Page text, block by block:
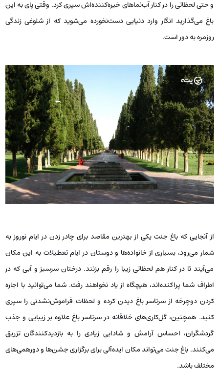
و حتی لحظاتی را در کنار آب‌نماهای خیره‌کننده‌اش سپری کرد. وقتی پای به این
باغ می‌گذارید انگار وارد دنیایی دست‌نخورده می‌شوید که از شلوغی زندگی
روزمره به دور است.
از آنجایی که باغ جنت یکی از بهترین مقاصد برای چادر زدن در ایام نوروز به
شمار می‌رود، بسیاری از خانواده‌ها و دوستان در ایام تعطیلات به این مکان
می‌آیند تا در کنار هم لحظاتی زیبا را رقم بزنند. درختان سرسبز و آبی که در
اطراف شما پراکنده‌اند، هیچگاه از یاد نخواهند رفت. شما می‌توانید با اجاره
کردن دوچرخه از سرتاسر باغ دیدن کرده و لحظات فراموش‌نشدنی را سپری
کنید. همچنین، گل‌کاری‌های خلاقانه در سرتاسر باغ علاوه بر زیبایی و جذب
گردشگران، احساس آرامش و شادابی زیادی را به بازدیدکنندگان تزریق
می‌کنند. باغ جنت می‌تواند مکان ایده‌آلی برای برگزاری جشن‌ها و دورهمی‌های
مختلف باشد.